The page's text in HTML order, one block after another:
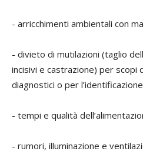
- arricchimenti ambientali con
- divieto di mutilazioni (taglio
incisivi e castrazione) per scopi
diagnostici o per
- tempi e qualità
- rumori, illuminazione e